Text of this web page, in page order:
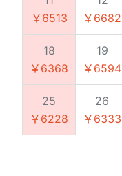
￥6513
￥6682
18
￥6368
19
￥6594
25
￥6228
26
￥6333